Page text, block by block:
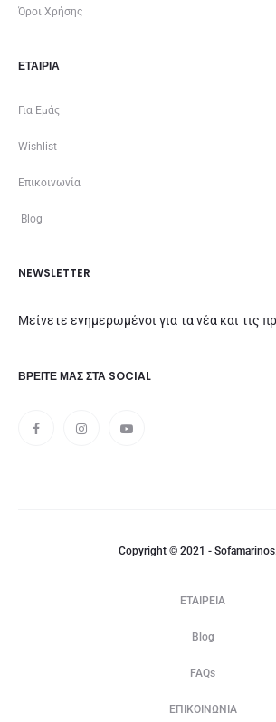
Όροι Χρήσης
ΕΤΑΙΡΊΑ
Για Εμάς
Wishlist
Επικοινωνία
Blog
NEWSLETTER
Μείνετε ενημερωμένοι για τα νέα και τις
ΒΡΕΊΤΕ ΜΑΣ ΣΤΑ SOCIAL
Copyright © 2021 -
ΕΤΑΙΡΕΙΑ
Blog
FAQs
ΕΠΙΚΟΙΝΩΝΙΑ